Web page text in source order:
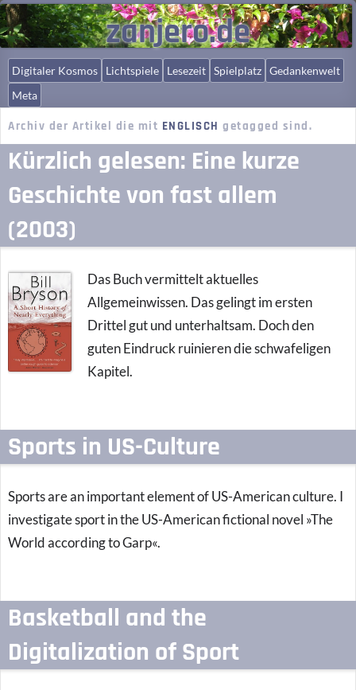
zanjero.de
Digitaler Kosmos Lichtspiele Lesezeit Spielplatz Gedankenwelt
Meta
Archiv der Artikel die mit ENGLISCH getagged sind.
Kürzlich gelesen: Eine kurze
Geschichte von fast allem
(2003)
Das Buch vermittelt aktuelles
Allgemeinwissen. Das gelingt im ersten
Drittel gut und unterhaltsam. Doch den
guten Eindruck ruinieren die schwafeligen
Kapitel.
Sports in US-Culture
Sports are an important element of US-American culture. I
investigate sport in the US-American fictional novel »The
World according to Garp«.
Basketball and the
Digitalization of Sport